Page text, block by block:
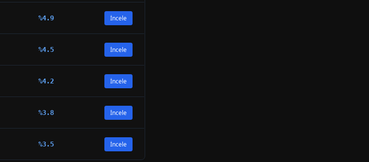
%4.9 İncele
%4.5 İncele
%4.2 İncele
%3.8 İncele
%3.5 İncele